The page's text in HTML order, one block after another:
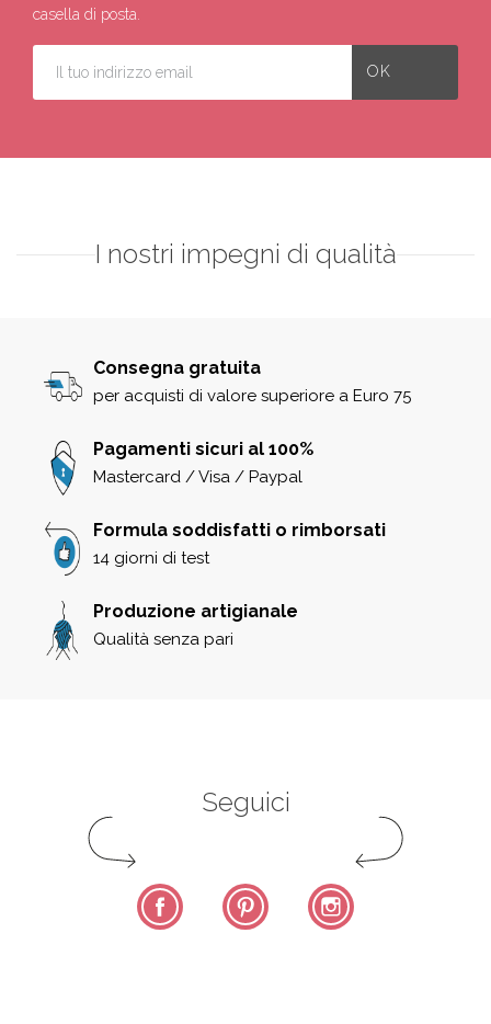
casella di posta.
I nostri impegni di qualità
Consegna gratuita
per acquisti di valore superiore a Euro 75
Pagamenti sicuri al 100%
Mastercard / Visa / Paypal
Formula soddisfatti o rimborsati
14 giorni di test
Produzione artigianale
Qualità senza pari
Seguici
Facebook Pinterest